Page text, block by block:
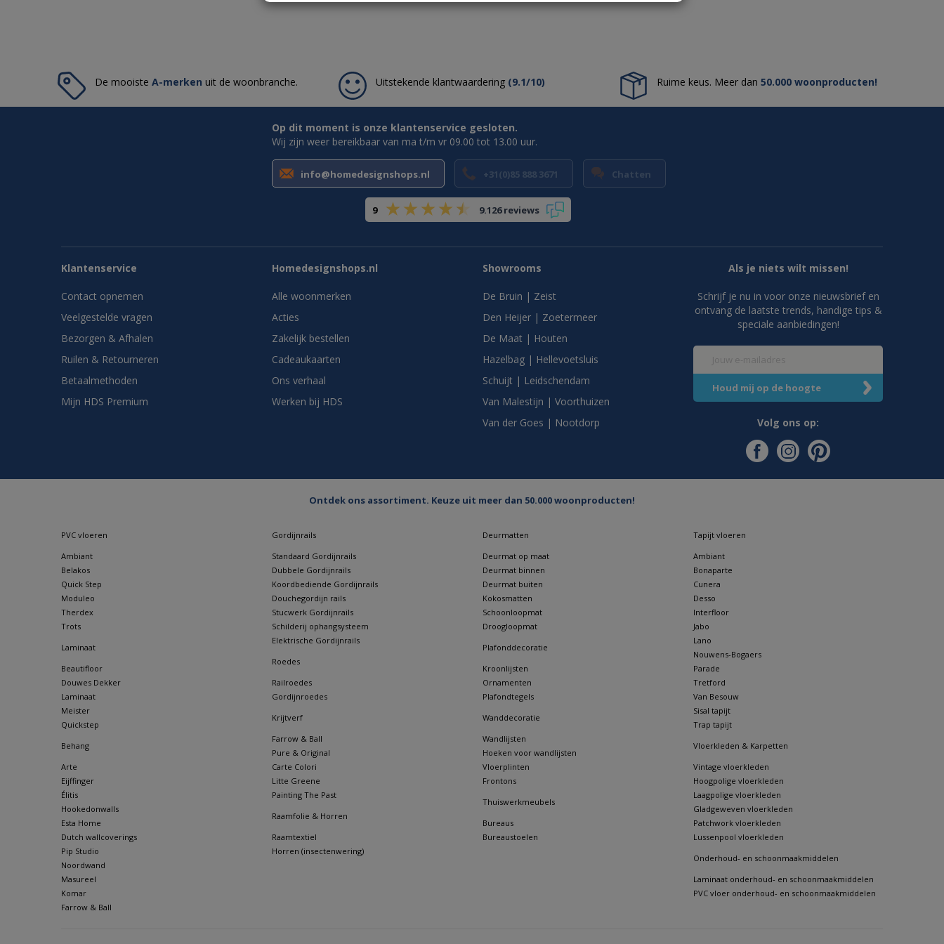
De mooiste A-merken uit de woonbranche. Uitstekende klantwaardering (9.1/10) Ruime keus. Meer dan 50.000 woonproducten!
Op dit moment is onze klantenservice gesloten.
Wij zijn weer bereikbaar van ma t/m vr 09.00 tot 13.00 uur.
info@homedesignshops.nl +31(0)85 888 3671 Chatten
9 9.126 reviews
Klantenservice
Contact opnemen
Veelgestelde vragen
Bezorgen & Afhalen
Ruilen & Retourneren
Betaalmethoden
Mijn HDS Premium
Homedesignshops.nl
Alle woonmerken
Acties
Zakelijk bestellen
Cadeaukaarten
Ons verhaal
Werken bij HDS
Showrooms
De Bruin | Zeist
Den Heijer | Zoetermeer
De Maat | Houten
Hazelbag | Hellevoetsluis
Schuijt | Leidschendam
Van Malestijn | Voorthuizen
Van der Goes | Nootdorp
Als je niets wilt missen!
Schrijf je nu in voor onze nieuwsbrief en
ontvang de laatste trends, handige tips &
speciale aanbiedingen!
Volg ons op:
Ontdek ons assortiment. Keuze uit meer dan 50.000 woonproducten!
PVC vloeren
Ambiant
Belakos
Quick Step
Moduleo
Therdex
Trots
Laminaat
Beautifloor
Douwes Dekker
Laminaat
Meister
Quickstep
Behang
Arte
Eijffinger
Élitis
Hookedonwalls
Esta Home
Dutch wallcoverings
Pip Studio
Noordwand
Masureel
Komar
Farrow & Ball
Gordijnrails
Standaard Gordijnrails
Dubbele Gordijnrails
Koordbediende Gordijnrails
Douchegordijn rails
Stucwerk Gordijnrails
Schilderij ophangsysteem
Elektrische Gordijnrails
Roedes
Railroedes
Gordijnroedes
Krijtverf
Farrow & Ball
Pure & Original
Carte Colori
Litte Greene
Painting The Past
Raamfolie & Horren
Raamtextiel
Horren (insectenwering)
Deurmatten
Deurmat op maat
Deurmat binnen
Deurmat buiten
Kokosmatten
Schoonloopmat
Droogloopmat
Plafonddecoratie
Kroonlijsten
Ornamenten
Plafondtegels
Wanddecoratie
Wandlijsten
Hoeken voor wandlijsten
Vloerplinten
Frontons
Thuiswerkmeubels
Bureaus
Bureaustoelen
Tapijt vloeren
Ambiant
Bonaparte
Cunera
Desso
Interfloor
Jabo
Lano
Nouwens-Bogaers
Parade
Tretford
Van Besouw
Sisal tapijt
Trap tapijt
Vloerkleden & Karpetten
Vintage vloerkleden
Hoogpolige vloerkleden
Laagpolige vloerkleden
Gladgeweven vloerkleden
Patchwork vloerkleden
Lussenpool vloerkleden
Onderhoud- en schoonmaakmiddelen
Laminaat onderhoud- en schoonmaakmiddelen
PVC vloer onderhoud- en schoonmaakmiddelen